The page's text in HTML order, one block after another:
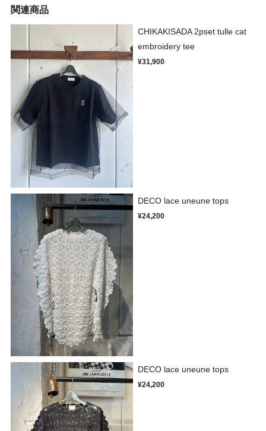
関連商品
CHIKAKISADA 2pset tulle cat
embroidery tee
¥31,900
DECO lace uneune tops
¥24,200
DECO lace uneune tops
¥24,200